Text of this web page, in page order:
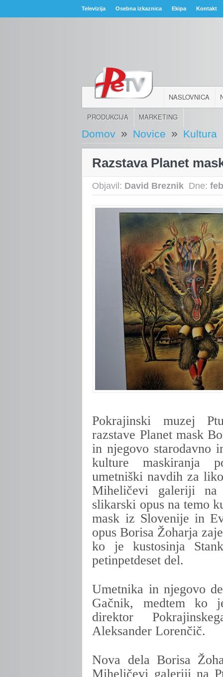
Televizija Osebna izkaznica Ekipa Kontakt
NASLOVNICA
PRODUKCIJA MARKETING
Domov » Novice » Kultura
Razstava Planet
Objavil: David Breznik Dne:
Pokrajinski muzej
razstave Planet mask
in njegovo starodavno
kulture maskiranja
umetniški navdih za
Miheličevi galeriji
slikarski opus na temo
mask iz Slovenije in
opus Borisa Žoharja
ko je kustosinja
petinpetdeset del.
Umetnika in njegovo
Gačnik, medtem ko
direktor
Aleksander Lorenčič.
Nova dela Borisa
Miheličevi galeriji na